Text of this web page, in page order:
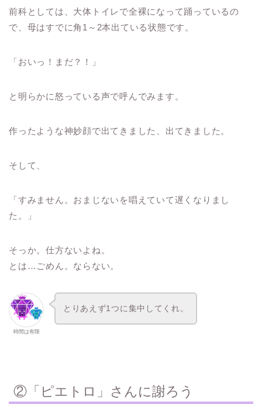
前科としては、大体トイレで全裸になって踊っているの
で、母はすでに角1～2本出ている状態です。
「おいっ！まだ？！」
と明らかに怒っている声で呼んでみます。
作ったような神妙顔で出てきました、出てきました。
そして、
「すみません。おまじないを唱えていて遅くなりまし
た。」
そっか。仕方ないよね。
とは…ごめん。ならない。
時間は有限
とりあえず1つに集中してくれ。
②「ピエトロ」さんに謝ろう